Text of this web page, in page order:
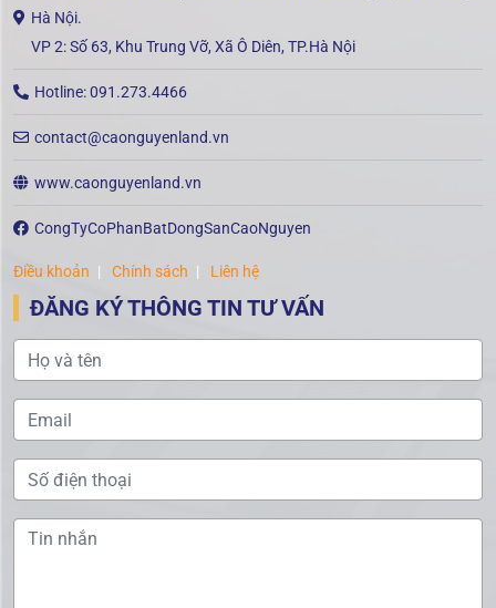
Hà Nội.
VP 2: Số 63, Khu Trung Vỡ, Xã Ô Diên, TP.Hà Nội
Hotline: 091.273.4466
contact@caonguyenland.vn
www.caonguyenland.vn
CongTyCoPhanBatDongSanCaoNguyen
Điều khoản Chính sách Liên hệ
ĐĂNG KÝ THÔNG TIN TƯ VẤN